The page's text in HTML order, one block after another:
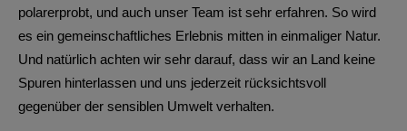
polarerprobt, und auch unser Team ist sehr erfahren. So wird
es ein gemeinschaftliches Erlebnis mitten in einmaliger Natur.
Und natürlich achten wir sehr darauf, dass wir an Land keine
Spuren hinterlassen und uns jederzeit rücksichtsvoll
gegenüber der sensiblen Umwelt verhalten.